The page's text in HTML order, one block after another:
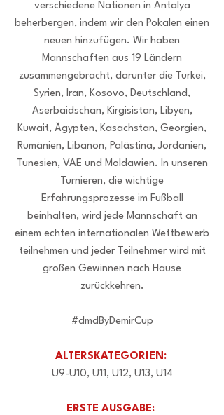
verschiedene Nationen in Antalya
beherbergen, indem wir den Pokalen einen
neuen hinzufügen. Wir haben
Mannschaften aus 19 Ländern
zusammengebracht, darunter die Türkei,
Syrien, Iran, Kosovo, Deutschland,
Aserbaidschan, Kirgisistan, Libyen,
Kuwait, Ägypten, Kasachstan, Georgien,
Rumänien, Libanon, Palästina, Jordanien,
Tunesien, VAE und Moldawien. In unseren
Turnieren, die wichtige
Erfahrungsprozesse im Fußball
beinhalten, wird jede Mannschaft an
einem echten internationalen Wettbewerb
teilnehmen und jeder Teilnehmer wird mit
großen Gewinnen nach Hause
zurückkehren.
#dmdByDemirCup
ALTERSKATEGORIEN:
U9-U10, U11, U12, U13, U14
ERSTE AUSGABE: